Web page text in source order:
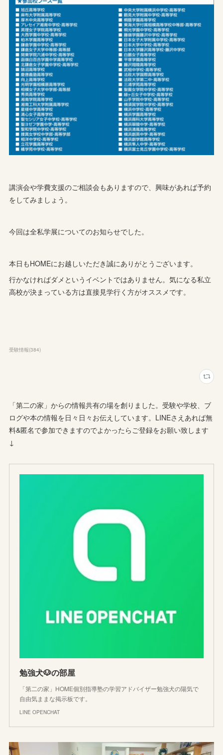
講演会や学費支援のご相談会もありますので、興味があれば予約
をしてみましょう。
今回は全私学展についてのお知らせでした。
本日もHOMEにお越しいただき誠にありがとうございます。
行かなければダメというイベントではありません。気になる私立
高校が決まっている方は直接見学行く方がオススメです。
受験情報(384)
「第二の家」からの情報共有の場を創りました。受験や学校、ブ
ログや本の情報を日々日々お伝えしています。LINEさえあれば無
料&匿名で参加できますのでよかったらご登録をお願い致します
↓
勉強犬🐶の部屋
「第二の家」HOME個別指導塾の学習アドバイザー勉強犬の陽気で
自由気ままな掲示板です。
LINE OPENCHAT